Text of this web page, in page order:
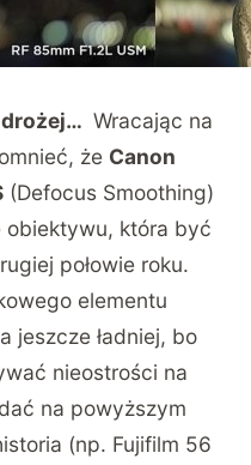
drożej… Wracając na
że Canon
(Defocus Smoothing)
obiektywu, która być
połowie roku.
elementu
jeszcze ładniej, bo
nieostrości na
na powyższym
(np. Fujifilm 56